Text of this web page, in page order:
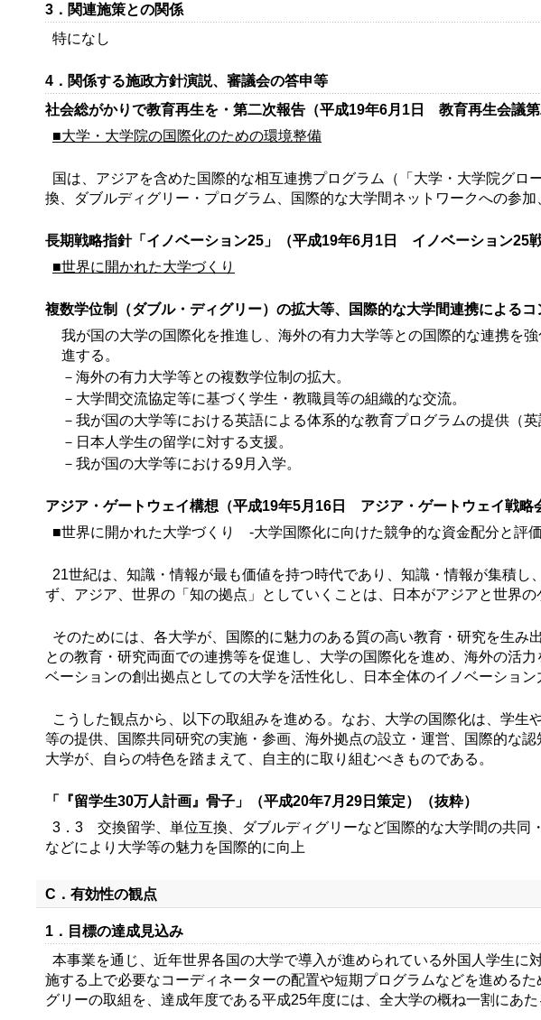
3．関連施策との関係
特になし
4．関係する施政方針演説、審議会の答申等
社会総がかりで教育再生を・第二次報告（平成19年6月1日 教育再生会議第
■大学・大学院の国際化のための環境整備
国は、アジアを含めた国際的な相互連携プログラム（「大学・大学院グ
換、ダブルディグリー・プログラム、国際的な大学間ネットワークへの参
長期戦略指針「イノベーション25」（平成19年6月1日 イノベーション25
■世界に開かれた大学づくり
複数学位制（ダブル・ディグリー）の拡大等、国際的な大学間連携による
我が国の大学の国際化を推進し、海外の有力大学等との国際的な連携を
進する。
－海外の有力大学等との複数学位制の拡大。
－大学間交流協定等に基づく学生・教職員等の組織的な交流。
－我が国の大学等における英語による体系的な教育プログラムの提供（
－日本人学生の留学に対する支援。
－我が国の大学等における9月入学。
アジア・ゲートウェイ構想（平成19年5月16日 アジア・ゲートウェイ戦略
■世界に開かれた大学づくり ‐大学国際化に向けた競争的な資金配分と評
21世紀は、知識・情報が最も価値を持つ時代であり、知識・情報が集積
ず、アジア、世界の「知の拠点」としていくことは、日本がアジアと世界
そのためには、各大学が、国際的に魅力のある質の高い教育・研究を生
との教育・研究両面での連携等を促進し、大学の国際化を進め、海外の活
ベーションの創出拠点としての大学を活性化し、日本全体のイノベーション
こうした観点から、以下の取組みを進める。なお、大学の国際化は、学
等の提供、国際共同研究の実施・参画、海外拠点の設立・運営、国際的な
大学が、自らの特色を踏まえて、自主的に取り組むべきものである。
「『留学生30万人計画』骨子」（平成20年7月29日策定）（抜粋）
3．3 交換留学、単位互換、ダブルディグリーなど国際的な大学間の共同
などにより大学等の魅力を国際的に向上
C．有効性の観点
1．目標の達成見込み
本事業を通じ、近年世界各国の大学で導入が進められている外国人学生
施する上で必要なコーディネーターの配置や短期プログラムなどを進める
グリーの取組を、達成年度である平成25年度には、全大学の概ね一割にあ